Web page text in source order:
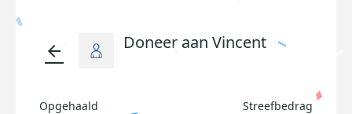
arrow_back Doneer aan Vincent
Opgehaald Streefbedrag